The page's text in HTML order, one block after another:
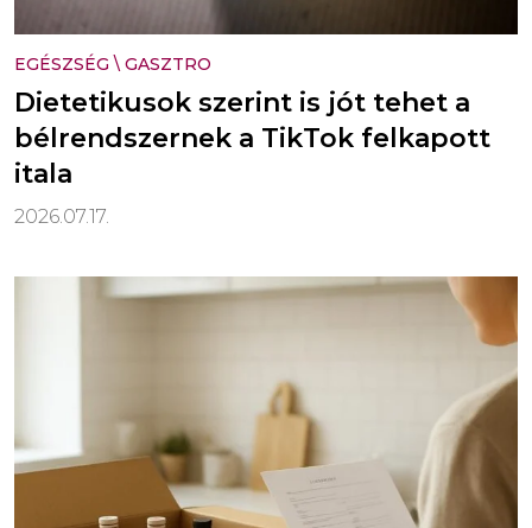
EGÉSZSÉG \ GASZTRO
Dietetikusok szerint is jót tehet a
bélrendszernek a TikTok felkapott
itala
2026.07.17.